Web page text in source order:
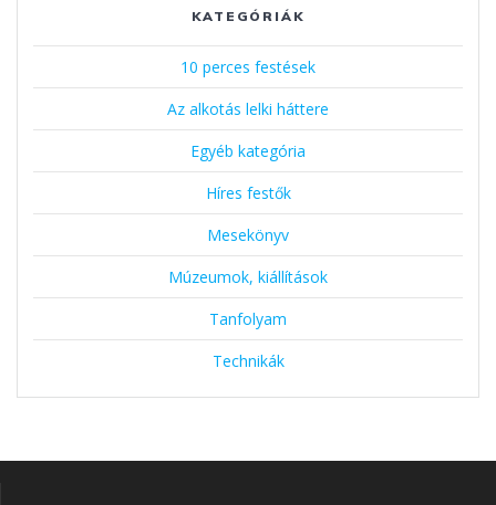
KATEGÓRIÁK
10 perces festések
Az alkotás lelki háttere
Egyéb kategória
Híres festők
Mesekönyv
Múzeumok, kiállítások
Tanfolyam
Technikák